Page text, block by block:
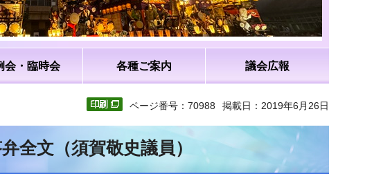
会・臨時会 各種ご案内 議会広報
ページ番号：70988 掲載日：2019年6月26日
全文（須賀敬史議員）